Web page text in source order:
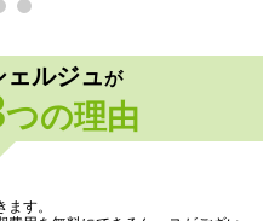
ルジュが
つの理由
す。